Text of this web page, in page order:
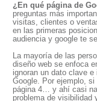
¿En qué página de
preguntas más
visitas, clientes o
en las primeras
audiencia y google te
La mayoría de las
diseño web se enfoca
ignoran un dato clave
Google. Por ejemplo,
página 4… y ahí casi
problema de visibilidad